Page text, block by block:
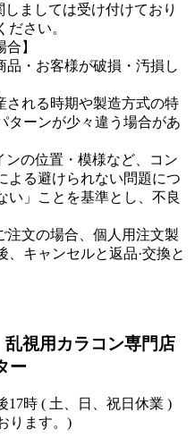
ましては受け付けており
ださい。
】
・お客様が破損・汚損し
される時期や製造方式の特
ターンが少々違う場合があ
の位置・模様など、コン
よる避けられない問題につ
い」ことを基準とし、不良
注文の場合、個人用注文製
キャンセルと返品·交換と
視用カラコン専門店
ー
17時 ( 土、日、祝日休業 )
ります。)